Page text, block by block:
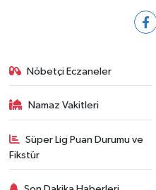
Nöbetçi Eczaneler
Namaz Vakitleri
Süper Lig Puan Durumu ve
Fikstür